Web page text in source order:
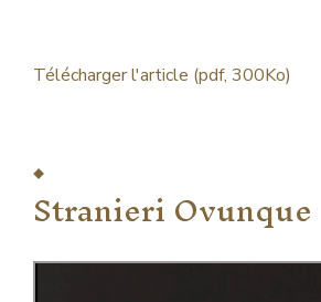
Télécharger l'article (pdf, 300Ko)
Stranieri Ovunque